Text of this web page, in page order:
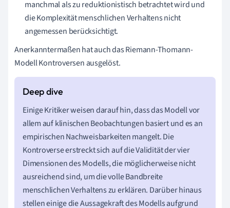
manchmal als zu reduktionistisch betrachtet wird und
die Komplexität menschlichen Verhaltens nicht
angemessen berücksichtigt.
Anerkanntermaßen hat auch das Riemann-Thomann-
Modell Kontroversen ausgelöst.
Einige Kritiker weisen darauf hin, dass das Modell vor
allem auf klinischen Beobachtungen basiert und es an
empirischen Nachweisbarkeiten mangelt. Die
Kontroverse erstreckt sich auf die Validität der vier
Dimensionen des Modells, die möglicherweise nicht
ausreichend sind, um die volle Bandbreite
menschlichen Verhaltens zu erklären. Darüber hinaus
stellen einige die Aussagekraft des Modells aufgrund